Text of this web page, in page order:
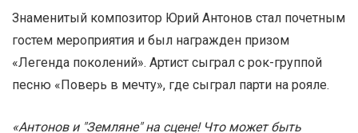
Знаменитый композитор Юрий Антонов стал почетным
гостем мероприятия и был награжден призом
«Легенда поколений». Артист сыграл с рок-группой
песню «Поверь в мечту», где сыграл парти на рояле.
«Антонов и "Земляне" на сцене! Что может быть